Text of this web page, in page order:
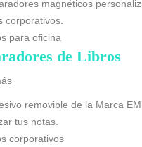
para oficina
de Libros
corporativos